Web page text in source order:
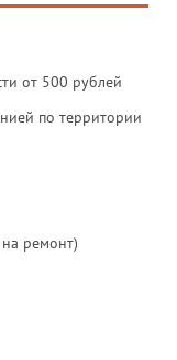
от 500 рублей
по территории
ремонт)